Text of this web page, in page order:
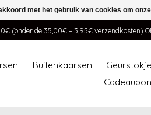
(onder de 35,00€ = 3,95€ verzendkosten)
Buitenkaarsen
met het gebruik van cookies om